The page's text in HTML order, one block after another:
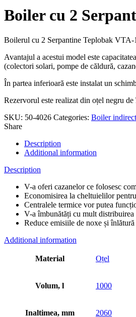
Boiler cu 2
Boilerul cu 2 Serpantine Teplobak VTA-
Avantajul a acestui model este
(colectori solari, pompe de căldură,
În partea inferioară este instalat un
Rezervorul este realizat din oțel negru
SKU: 50-4026 Categories: Boiler indirect
Share
Description
Additional information
Description
V-a oferi cazanelor ce folosesc
Economisirea la cheltuielilor
Centralele termice vor putea
V-a îmbunătăți cu mult distribuirea
Reduce emisiile de noxe și
Additional information
Material Oțel
Volum, l 1000
Inaltimea, mm 2060